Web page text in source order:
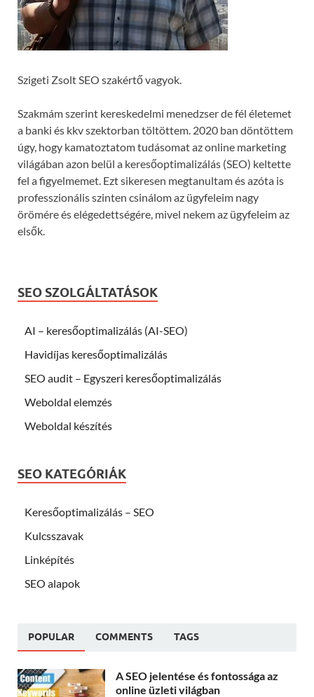
Szigeti Zsolt SEO szakértő vagyok.
Szakmám szerint kereskedelmi menedzser de fél életemet
a banki és kkv szektorban töltöttem. 2020 ban döntöttem
úgy, hogy kamatoztatom tudásomat az online marketing
világában azon belül a keresőoptimalizálás (SEO) keltette
fel a figyelmemet. Ezt sikeresen megtanultam és azóta is
professzionális szinten csinálom az ügyfeleim nagy
örömére és elégedettségére, mivel nekem az ügyfeleim az
elsők.
SEO SZOLGÁLTATÁSOK
AI – keresőoptimalizálás (AI-SEO)
Havidíjas keresőoptimalizálás
SEO audit – Egyszeri keresőoptimalizálás
Weboldal elemzés
Weboldal készítés
SEO KATEGÓRIÁK
Keresőoptimalizálás – SEO
Kulcsszavak
Linképítés
SEO alapok
POPULAR COMMENTS TAGS
A SEO jelentése és fontossága az
online üzleti világban